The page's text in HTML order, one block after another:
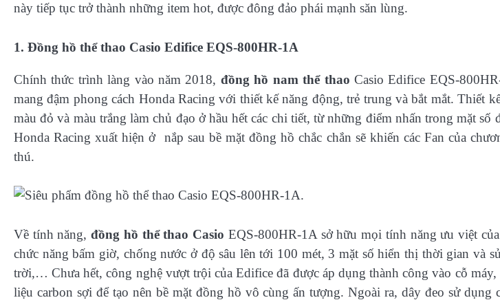
này tiếp tục trở thành những item hot, được đông đảo phái mạnh săn lùng.
1. Đồng hồ thể thao Casio Edifice EQS-800HR-1A
Chính thức trình làng vào năm 2018, đồng hồ nam thể thao Casio Edifice EQS-
mang đậm phong cách Honda Racing với thiết kế năng động, trẻ trung và bắt mắt. Thiết
màu đỏ và màu trắng làm chủ đạo ở hầu hết các chi tiết, từ những điểm nhấn trong mặt số
Honda Racing xuất hiện ở nắp sau bề mặt đồng hồ chắc chắn sẽ khiến các Fan của
thú.
Về tính năng,đồng hồ thể thao Casio EQS-800HR-1A sở hữu mọi tính năng ưu việt
chức năng bấm giờ, chống nước ở độ sâu lên tới 100 mét, 3 mặt số hiển thị thời gian và
trời,… Chưa hết, công nghệ vượt trội của Edifice đã được áp dụng thành công vào cỗ
liệu carbon sợi để tạo nên bề mặt đồng hồ vô cùng ấn tượng. Ngoài ra, dây đeo sử dụng